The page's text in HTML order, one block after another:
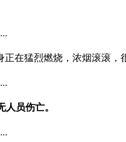
在猛烈燃烧，浓烟滚滚
员伤亡。